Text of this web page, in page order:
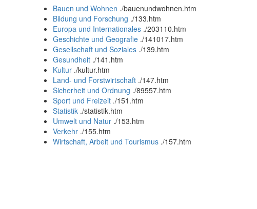
Bauen und Wohnen ./bauenundwohnen.htm
Bildung und Forschung ./133.htm
Europa und Internationales ./203110.htm
Geschichte und Geografie ./141017.htm
Gesellschaft und Soziales ./139.htm
Gesundheit ./141.htm
Kultur ./kultur.htm
Land- und Forstwirtschaft ./147.htm
Sicherheit und Ordnung ./89557.htm
Sport und Freizeit ./151.htm
Statistik ./statistik.htm
Umwelt und Natur ./153.htm
Verkehr ./155.htm
Wirtschaft, Arbeit und Tourismus ./157.htm